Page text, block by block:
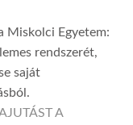
Miskolci Egyetem:
rendszerét,
saját
A